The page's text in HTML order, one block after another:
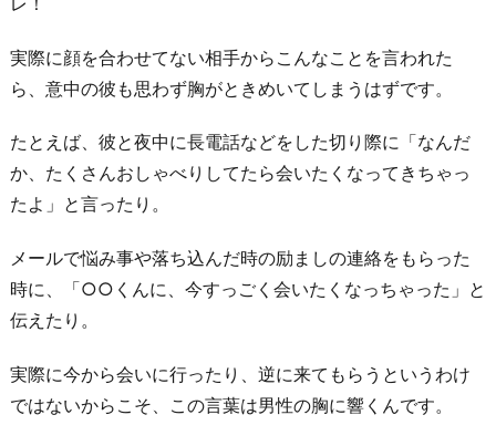
実際に顔を合わせてない相手からこんなことを言われた
ら、意中の彼も思わず胸がときめいてしまうはずです。
たとえば、彼と夜中に長電話などをした切り際に「なんだ
か、たくさんおしゃべりしてたら会いたくなってきちゃっ
たよ」と言ったり。
メールで悩み事や落ち込んだ時の励ましの連絡をもらった
時に、「○○くんに、今すっごく会いたくなっちゃった」と
伝えたり。
実際に今から会いに行ったり、逆に来てもらうというわけ
ではないからこそ、この言葉は男性の胸に響くんです。